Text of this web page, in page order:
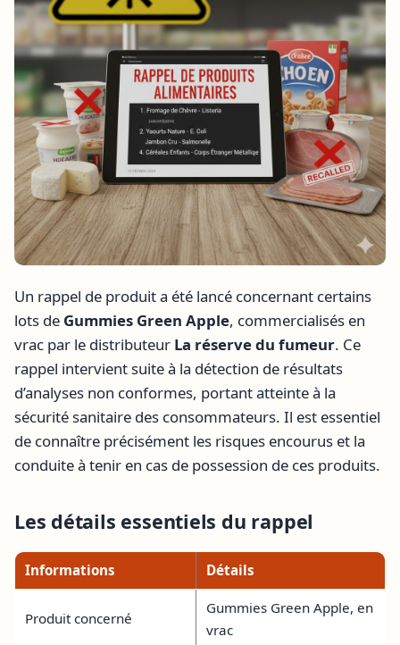
Un rappel de produit a été lancé concernant certains
lots de Gummies Green Apple, commercialisés en
vrac par le distributeur La réserve du fumeur. Ce
rappel intervient suite à la détection de résultats
d’analyses non conformes, portant atteinte à la
sécurité sanitaire des consommateurs. Il est essentiel
de connaître précisément les risques encourus et la
conduite à tenir en cas de possession de ces produits.
Les détails essentiels du rappel
Informations Détails
Produit concerné
Gummies Green Apple, en
vrac